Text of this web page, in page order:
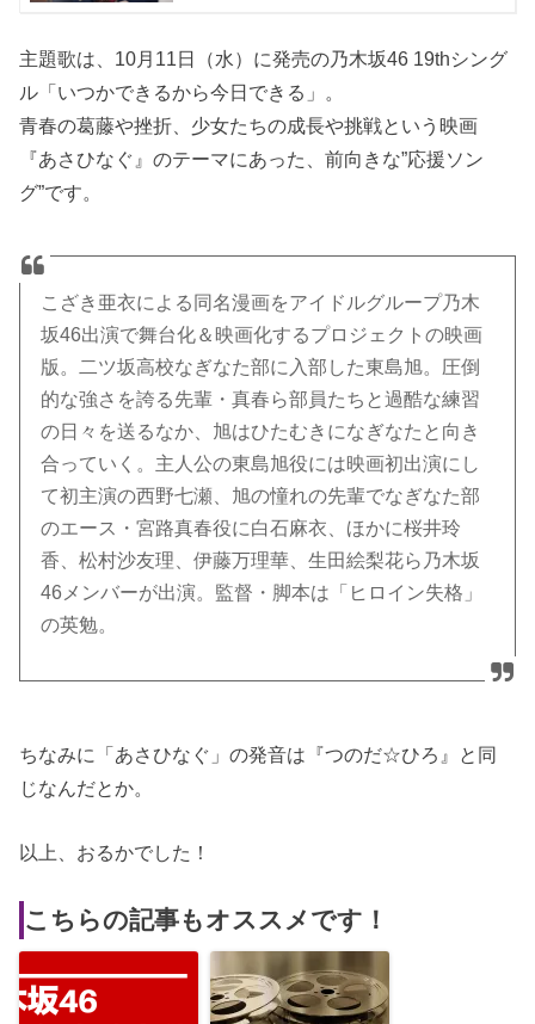
主題歌は、10月11日（水）に発売の乃木坂46 19thシング
ル「いつかできるから今日できる」。
青春の葛藤や挫折、少女たちの成長や挑戦という映画
『あさひなぐ』のテーマにあった、前向きな”応援ソン
グ”です。
こざき亜衣による同名漫画をアイドルグループ乃木
坂46出演で舞台化＆映画化するプロジェクトの映画
版。二ツ坂高校なぎなた部に入部した東島旭。圧倒
的な強さを誇る先輩・真春ら部員たちと過酷な練習
の日々を送るなか、旭はひたむきになぎなたと向き
合っていく。主人公の東島旭役には映画初出演にし
て初主演の西野七瀬、旭の憧れの先輩でなぎなた部
のエース・宮路真春役に白石麻衣、ほかに桜井玲
香、松村沙友理、伊藤万理華、生田絵梨花ら乃木坂
46メンバーが出演。監督・脚本は「ヒロイン失格」
の英勉。
ちなみに「あさひなぐ」の発音は『つのだ☆ひろ』と同
じなんだとか。
以上、おるかでした！
こちらの記事もオススメです！